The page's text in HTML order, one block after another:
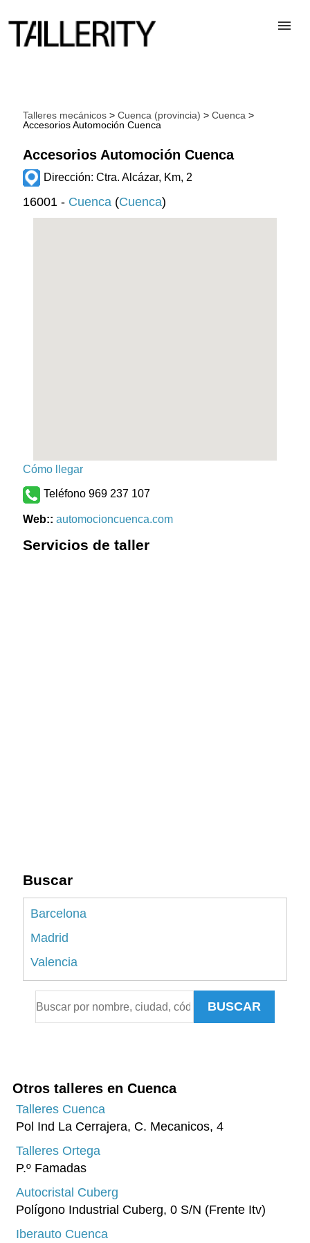
DESGUACES
PARA PROFESIONALES
BLOG
Talleres mecánicos > Cuenca (provincia) > Cuenca >
Accesorios Automoción Cuenca
Accesorios Automoción Cuenca
Dirección: Ctra. Alcázar, Km, 2
16001 - Cuenca (Cuenca)
Cómo llegar
Teléfono 969 237 107
Web:: automocioncuenca.com
Servicios de taller
Buscar
Barcelona
Madrid
Valencia
Sevilla
A Coruña
Islas Baleares
Pontevedra
Tenerife
Granada
Tarragona
BUSCAR
Otros talleres en Cuenca
Talleres Cuenca
Pol Ind La Cerrajera, C. Mecanicos, 4
Talleres Ortega
P.º Famadas
Autocristal Cuberg
Polígono Industrial Cuberg, 0 S/N (Frente Itv)
Iberauto Cuenca